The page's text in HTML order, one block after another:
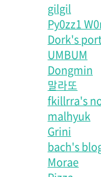
gilgil
Py0zz1
Dork's
UMBUM
Dongmin
말라또
fkillrra's
malhyuk
Grini
bach's
Morae